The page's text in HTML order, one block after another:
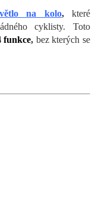
na kolo, které
cyklisty. Toto
funkce, bez kterých se